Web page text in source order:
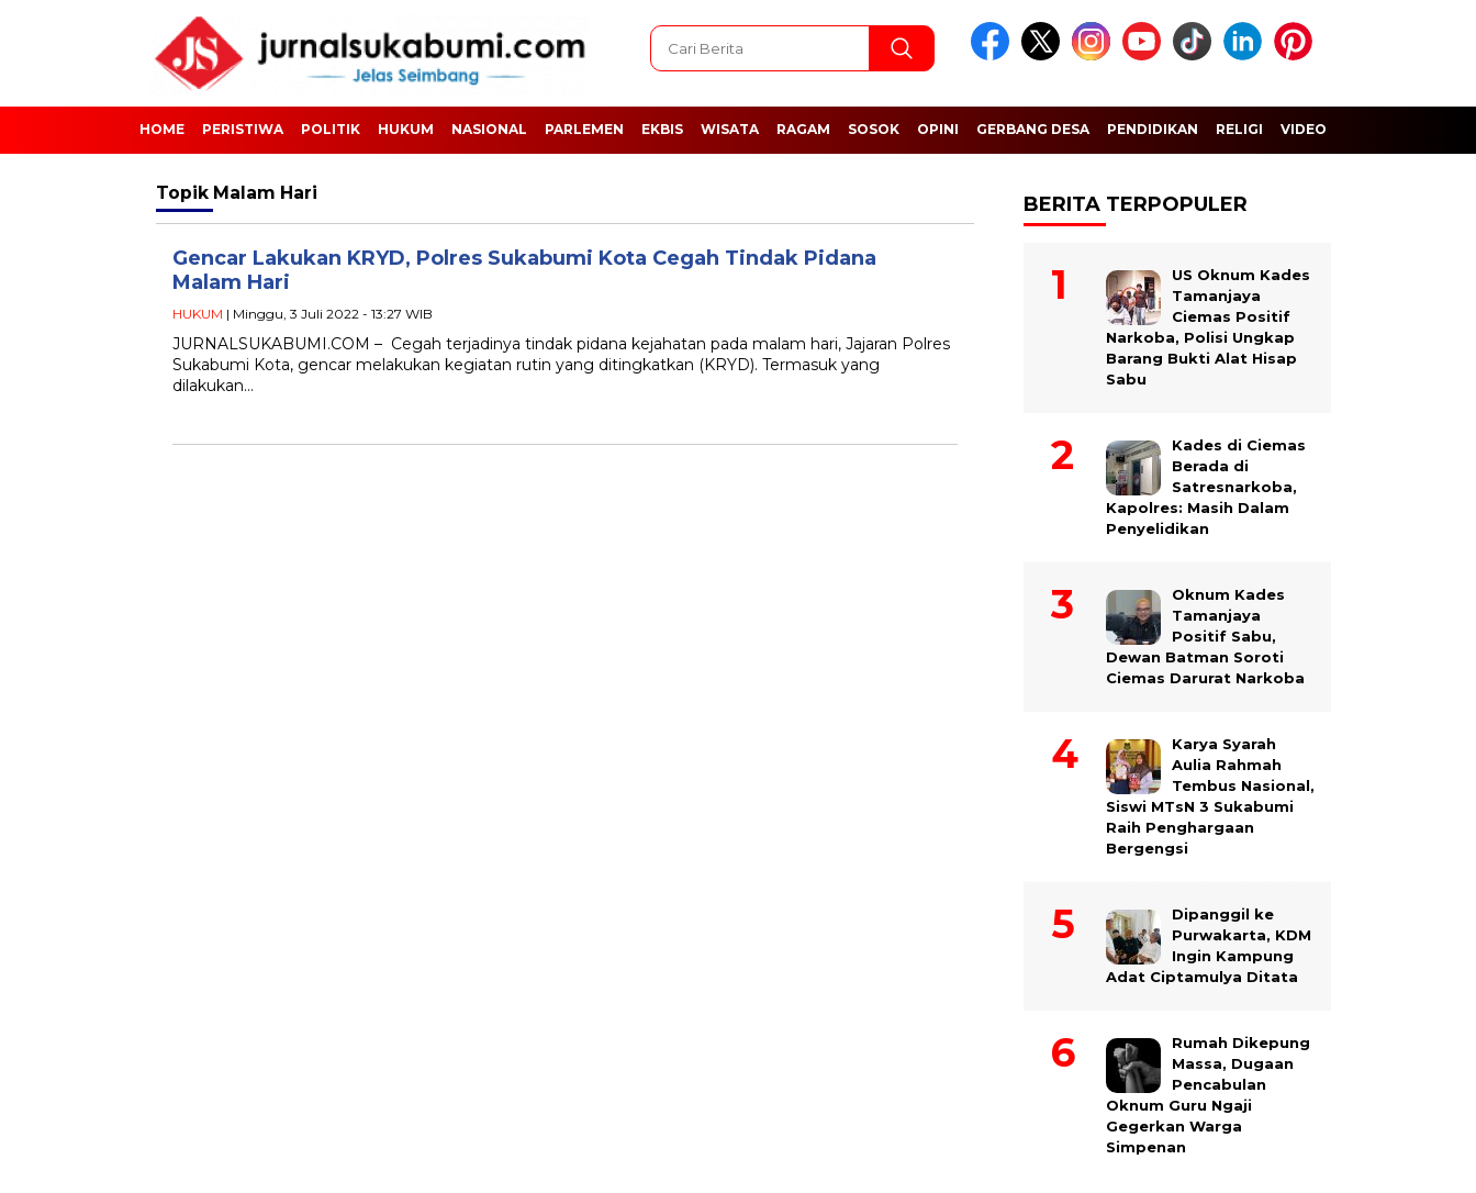
HOME PERISTIWA POLITIK HUKUM NASIONAL PARLEMEN EKBIS WISATA RAGAM SOSOK OPINI GERBANG DESA PENDIDIKAN RELIGI VIDEO
Topik Malam Hari
Gencar Lakukan KRYD, Polres Sukabumi Kota Cegah Tindak Pidana
Malam Hari
HUKUM | Minggu, 3 Juli 2022 - 13:27 WIB
JURNALSUKABUMI.COM – Cegah terjadinya tindak pidana kejahatan pada malam hari, Jajaran Polres
Sukabumi Kota, gencar melakukan kegiatan rutin yang ditingkatkan (KRYD). Termasuk yang
dilakukan…
BERITA TERPOPULER
US Oknum Kades
Tamanjaya
Ciemas Positif
Narkoba, Polisi Ungkap
Barang Bukti Alat Hisap
Sabu
Kades di Ciemas
Berada di
Satresnarkoba,
Kapolres: Masih Dalam
Penyelidikan
Oknum Kades
Tamanjaya
Positif Sabu,
Dewan Batman Soroti
Ciemas Darurat Narkoba
Karya Syarah
Aulia Rahmah
Tembus Nasional,
Siswi MTsN 3 Sukabumi
Raih Penghargaan
Bergengsi
Dipanggil ke
Purwakarta, KDM
Ingin Kampung
Adat Ciptamulya Ditata
Rumah Dikepung
Massa, Dugaan
Pencabulan
Oknum Guru Ngaji
Gegerkan Warga
Simpenan